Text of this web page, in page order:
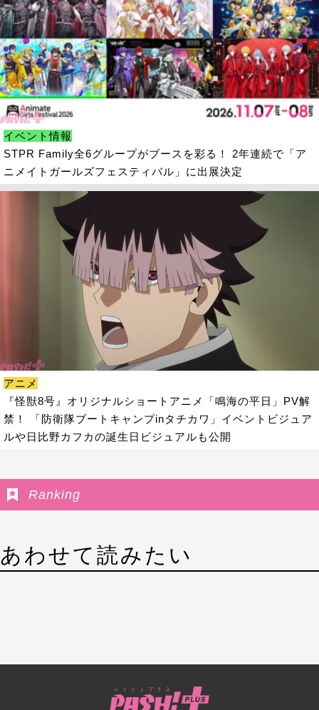
イベント情報
STPR Family全6グループがブースを彩る！ 2年連続で「ア
ニメイトガールズフェスティバル」に出展決定
アニメ
『怪獣8号』オリジナルショートアニメ「鳴海の平日」PV解
禁！ 「防衛隊ブートキャンプinタチカワ」イベントビジュア
ルや日比野カフカの誕生日ビジュアルも公開
Ranking
あわせて読みたい